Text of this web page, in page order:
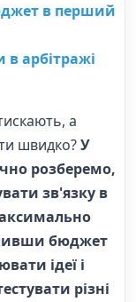
в перший
арбітражі
а
швидко?У
розберемо,
зв'язку в
бюджет
ідеї і
різні